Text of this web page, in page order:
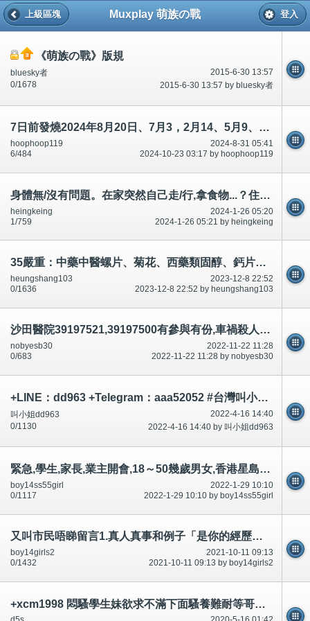
Muxplay 萌族の戰
上級區塊 登入
《萌族の戰》版規
2015-6-30 13:57
bluesky者
2015-6-30 13:57 by bluesky者
0/1678
7日前發燒2024年8月20日、7月3，2月14、5月9、12日送醫院80歲7餐，痰。有2餐份量大概等於6飯碗28329737
2024-8-31 05:41
hoophoop119
2024-10-23 03:17 by hoophoop119
6/484
身體無/沒有問題。在家突然自己走/行,拿食物...？住老人院？
2024-1-26 05:20
heingkeing
2024-1-26 05:21 by heingkeing
1/759
35嚴重：中藥中醫螺片、菊花、西藥類固醇、鈣片等,可驅寒、不老抗體防毒、顏面顏射、養顏等？意見?
2023-12-8 22:52
heungshang103
2023-12-8 22:52 by heungshang103
0/1636
沙田醫院39197521,39197500有參與有份,車禍殺人？論壇/討論區有講有說
2022-11-22 11:28
nobyesb30
2022-11-22 11:28 by nobyesb30
0/683
+LINE：dd963 +Telegram：aaa52052 #台灣叫小姐 #台中叫小姐 #台北叫小姐 #高雄叫小姐 #新竹叫小姐 #台南叫小姐 #彰化叫小
2022-4-16 14:40
叫小姐dd963
2022-4-16 14:40 by 叫小姐dd963
0/1130
緊急,學生,家長,業主開會,18～50幾歲男女,香港星島日報,明報,大公報,頭條日報承認什麼?討論區有提及～相片公開
2022-1-29 10:10
boy14ss55girl
2022-1-29 10:10 by boy14ss55girl
0/1117
又叫市民唔睇留言1.真人真事和例子「是你的經歷！一模一樣嗎？經常有,俾意見」-公開
2021-10-11 09:13
boy14girls2
2021-10-11 09:13 by boy14girls2
0/1432
+xcm1998 悶騷學生妹欲求不滿下面騷養難耐等哥哥插她小穴穴